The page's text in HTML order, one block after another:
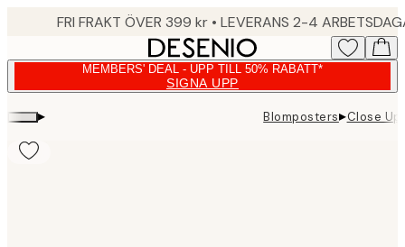
FRI FRAKT ÖVER 399 kr • LEVERANS 2-4
MEMBERS' DEAL - UPP TILL 50% RABATT*
SIGNA UPP
▸ Blomposters▸Close